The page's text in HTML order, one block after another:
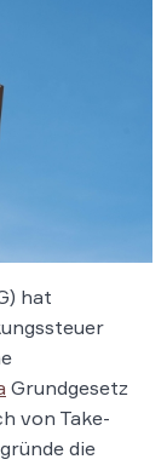
hat
Grundgesetz
von Take-
die